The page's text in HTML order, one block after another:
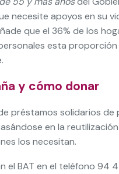
necesite apoyos en su
que el 36% de los
esta
y cómo donar
préstamos solidarios
en la
los necesitan.
BAT en el teléfono 94